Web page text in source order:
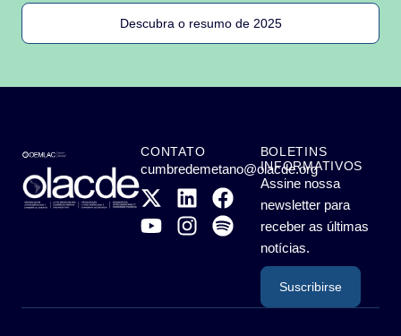
Descubra o resumo de 2025
CONTATO
cumbredemetano@olacde.org
BOLETINS
INFORMATIVOS
Assine nossa
newsletter para
receber as últimas
notícias.
Suscribirse